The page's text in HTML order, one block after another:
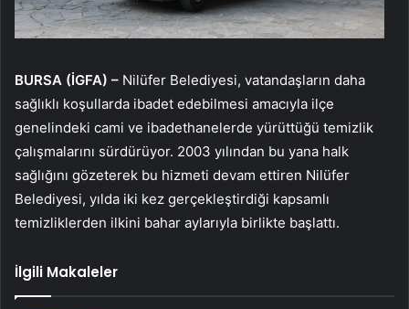
BURSA (İGFA) – Nilüfer Belediyesi, vatandaşların daha
sağlıklı koşullarda ibadet edebilmesi amacıyla ilçe
genelindeki cami ve ibadethanelerde yürüttüğü temizlik
çalışmalarını sürdürüyor. 2003 yılından bu yana halk
sağlığını gözeterek bu hizmeti devam ettiren Nilüfer
Belediyesi, yılda iki kez gerçekleştirdiği kapsamlı
temizliklerden ilkini bahar aylarıyla birlikte başlattı.
İlgili Makaleler